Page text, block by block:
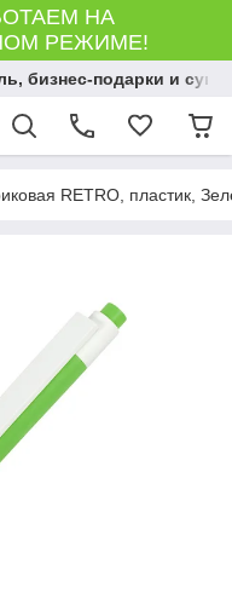
НА
РЕЖИМЕ!
бизнес-подарки и
RETRO, пластик,